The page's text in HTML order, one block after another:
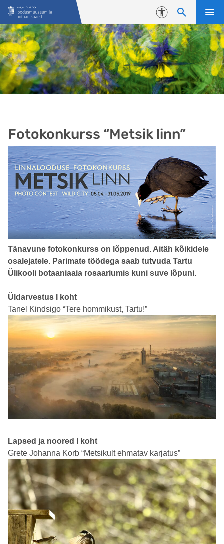
Liigu edasi põhisisu juurde
Juurdepääsetavus
Fotokonkurss “Metsik linn”
Tänavune fotokonkurss on lõppenud. Aitäh kõikidele
osalejatele. Parimate töödega saab tutvuda Tartu
Ülikooli botaaniaaia rosaariumis kuni suve lõpuni.
Üldarvestus I koht
Tanel Kindsigo “Tere hommikust, Tartu!”
Lapsed ja noored I koht
Grete Johanna Korb “Metsikult ehmatav karjatus”